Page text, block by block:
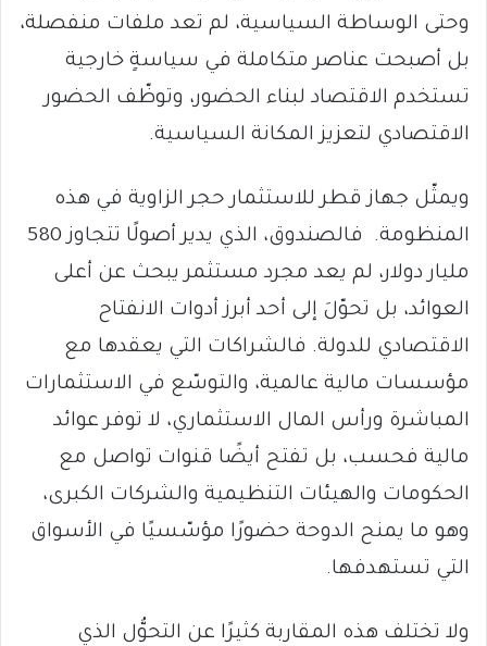
وحتى الوساطة السياسية، لم تعد ملفات منفصلة،
بل أصبحت عناصر متكاملة في سياسةٍ خارجية
تستخدم الاقتصاد لبناء الحضور، وتوظّف الحضور
الاقتصادي لتعزيز المكانة السياسية.
ويمثّل جهاز قطر للاستثمار حجر الزاوية في هذه
المنظومة. فالصندوق، الذي يدير أصولًا تتجاوز 580
مليار دولار، لم يعد مجرد مستثمر يبحث عن أعلى
العوائد، بل تحوّلَ إلى أحد أبرز أدوات الانفتاح
الاقتصادي للدولة. فالشراكات التي يعقدها مع
مؤسسات مالية عالمية، والتوسّع في الاستثمارات
المباشرة ورأس المال الاستثماري، لا توفر عوائد
مالية فحسب، بل تفتح أيضًا قنوات تواصل مع
الحكومات والهيئات التنظيمية والشركات الكبرى،
وهو ما يمنح الدوحة حضورًا مؤسّسيًا في الأسواق
التي تستهدفها.
ولا تختلف هذه المقاربة كثيرًا عن التحوُّل الذي